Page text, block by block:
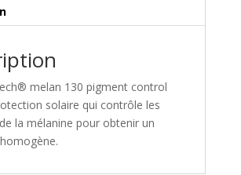
melan 130 pigment control
solaire qui contrôle les
la mélanine pour obtenir un